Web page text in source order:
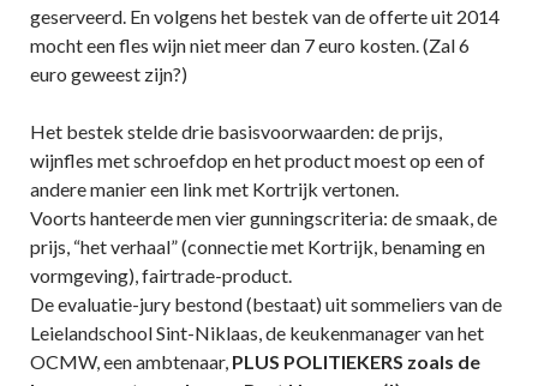
geserveerd. En volgens het bestek van de offerte uit 2014
mocht een fles wijn niet meer dan 7 euro kosten. (Zal 6
euro geweest zijn?)
Het bestek stelde drie basisvoorwaarden: de prijs,
wijnfles met schroefdop en het product moest op een of
andere manier een link met Kortrijk vertonen.
Voorts hanteerde men vier gunningscriteria: de smaak, de
prijs, “het verhaal” (connectie met Kortrijk, benaming en
vormgeving), fairtrade-product.
De evaluatie-jury bestond (bestaat) uit sommeliers van de
Leielandschool Sint-Niklaas, de keukenmanager van het
OCMW, een ambtenaar, PLUS POLITIEKERS zoals de